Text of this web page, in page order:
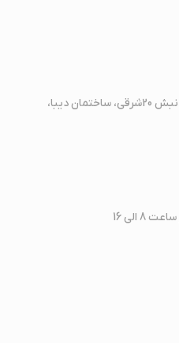
آدرس : سعادت آباد، بلوار فرهنگ، نبش 20شرقی، ساختمان دیبا،
الی 16